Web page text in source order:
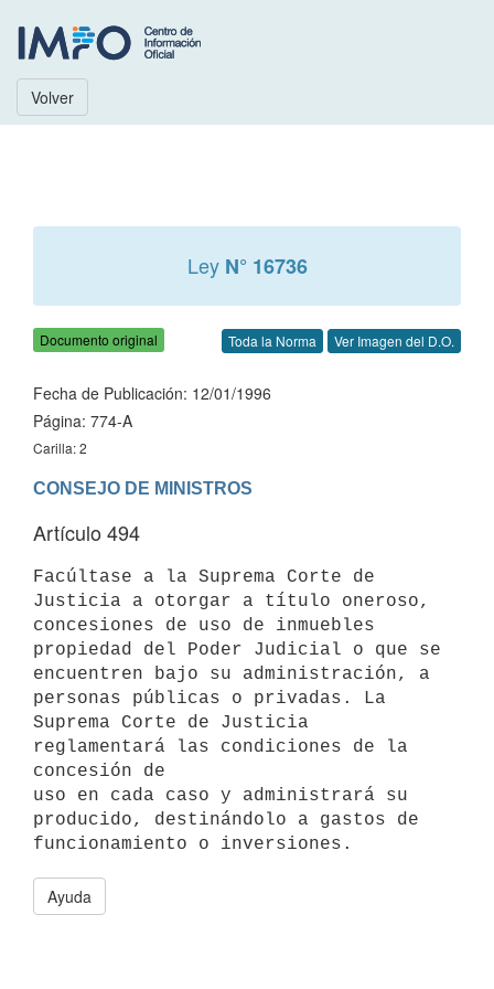
Volver
Ley N° 16736
Documento original Toda la Norma Ver Imagen del D.O.
Fecha de Publicación: 12/01/1996
Página: 774-A
Carilla: 2
Artículo 494
Facúltase a la Suprema Corte de
Justicia a otorgar a título oneroso,
concesiones de uso de inmuebles
propiedad del Poder Judicial o que se
encuentren bajo su administración, a
personas públicas o privadas. La
Suprema Corte de Justicia
reglamentará las condiciones de la
concesión de
uso en cada caso y administrará su
producido, destinándolo a gastos de
Ayuda